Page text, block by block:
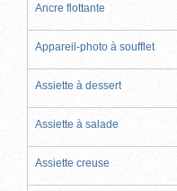
Ancre flottante
Appareil-photo à soufflet
Assiette à dessert
Assiette à salade
Assiette creuse